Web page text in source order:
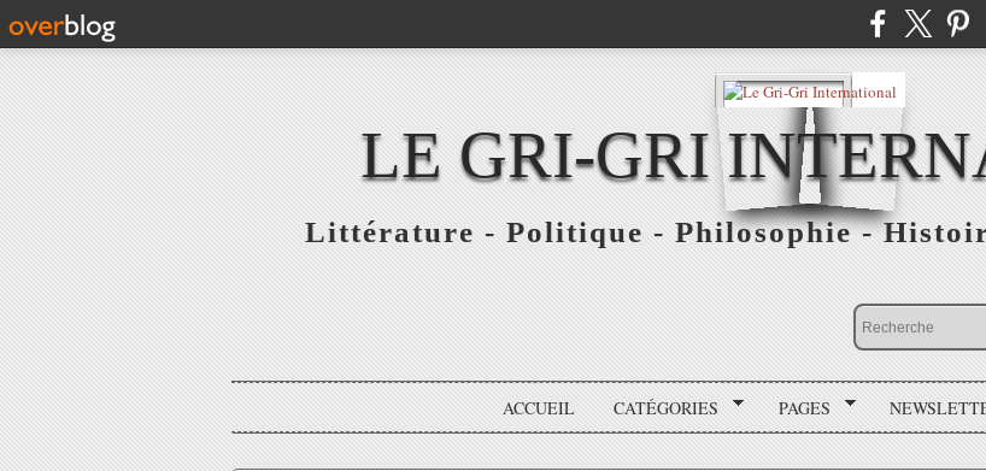
LE GRI-GRI
Littérature - Politique - Philosophie -
ACCUEIL CATÉGORIES PAGES